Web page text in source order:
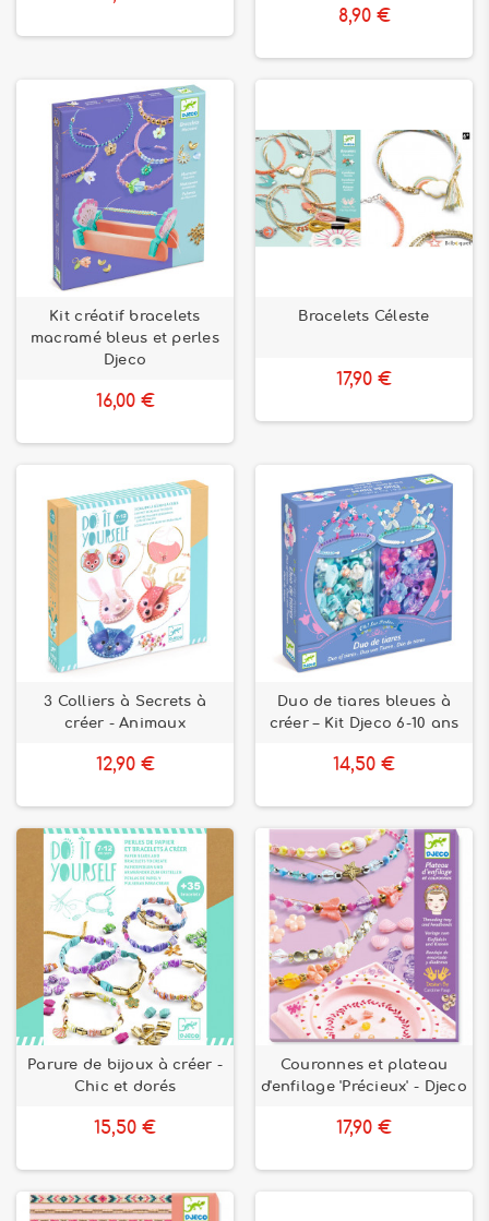
8,90 €
Kit créatif bracelets
macramé bleus et perles
Djeco
16,00 €
Bracelets Céleste
17,90 €
3 Colliers à Secrets à
créer - Animaux
12,90 €
Duo de tiares bleues à
créer – Kit Djeco 6-10 ans
14,50 €
Parure de bijoux à créer -
Chic et dorés
15,50 €
Couronnes et plateau
d'enfilage 'Précieux' - Djeco
17,90 €